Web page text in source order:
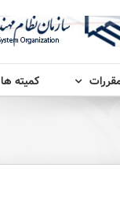
کمیته ها